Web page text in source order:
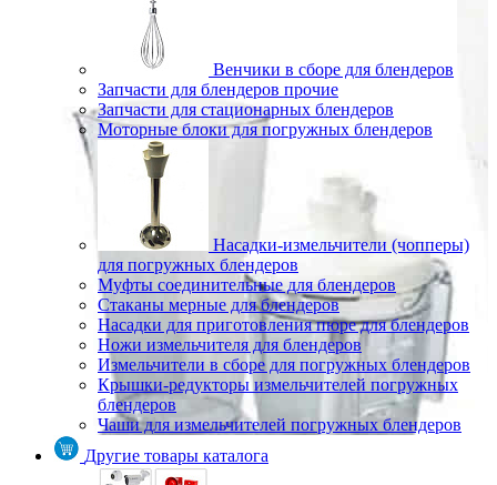
Венчики в сборе для блендеров
Запчасти для блендеров прочие
Запчасти для стационарных блендеров
Моторные блоки для погружных блендеров
Насадки-измельчители (чопперы)
для погружных блендеров
Муфты соединительные для блендеров
Стаканы мерные для блендеров
Насадки для приготовления пюре для блендеров
Ножи измельчителя для блендеров
Измельчители в сборе для погружных блендеров
Крышки-редукторы измельчителей погружных
блендеров
Чаши для измельчителей погружных блендеров
Другие товары каталога